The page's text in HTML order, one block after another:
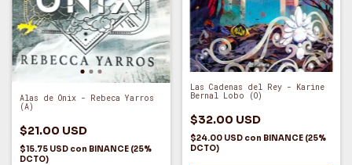
Alas de Ónix - Rebeca Yarros
(A)
$21.00 USD
$15.75 USD con BINANCE (25%
DCTO)
Las Cadenas del Rey - Karine
Bernal Lobo (O)
$32.00 USD
$24.00 USD con BINANCE (25%
DCTO)